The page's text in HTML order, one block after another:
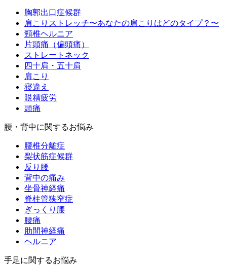
胸郭出口症候群
肩こりストレッチ〜あなたの肩こりはどのタイプ？〜
頸椎ヘルニア
片頭痛（偏頭痛）
ストレートネック
四十肩・五十肩
肩こり
寝違え
眼精疲労
頭痛
腰・背中に関するお悩み
腰椎分離症
梨状筋症候群
反り腰
背中の痛み
坐骨神経痛
脊柱管狭窄症
ぎっくり腰
腰痛
肋間神経痛
ヘルニア
手足に関するお悩み